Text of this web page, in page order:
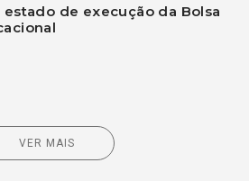
estado de execução da Bolsa
VER MAIS